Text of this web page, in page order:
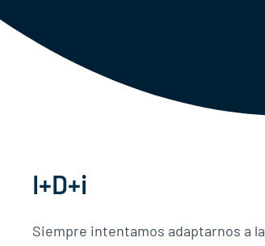
I+D+i
Siempre intentamos adaptarnos a